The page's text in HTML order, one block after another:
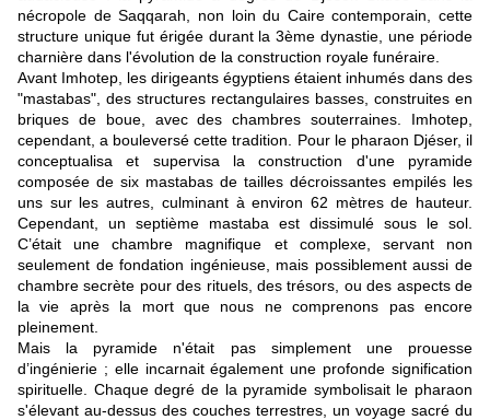
nécropole de Saqqarah, non loin du Caire contemporain, cette
structure unique fut érigée durant la 3ème dynastie, une période
charnière dans l'évolution de la construction royale funéraire.
Avant Imhotep, les dirigeants égyptiens étaient inhumés dans des
"mastabas", des structures rectangulaires basses, construites en
briques de boue, avec des chambres souterraines. Imhotep,
cependant, a bouleversé cette tradition. Pour le pharaon Djéser, il
conceptualisa et supervisa la construction d'une pyramide
composée de six mastabas de tailles décroissantes empilés les
uns sur les autres, culminant à environ 62 mètres de hauteur.
Cependant, un septième mastaba est dissimulé sous le sol.
C’était une chambre magnifique et complexe, servant non
seulement de fondation ingénieuse, mais possiblement aussi de
chambre secrète pour des rituels, des trésors, ou des aspects de
la vie après la mort que nous ne comprenons pas encore
pleinement.
Mais la pyramide n'était pas simplement une prouesse
d’ingénierie ; elle incarnait également une profonde signification
spirituelle. Chaque degré de la pyramide symbolisait le pharaon
s'élevant au-dessus des couches terrestres, un voyage sacré du